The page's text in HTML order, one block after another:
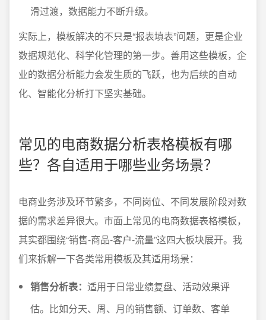
滑过渡，数据能力不断升级。
实际上，模板解决的不只是“报表填表”问题，更是企业
数据规范化、科学化管理的第一步。善用这些模板，企
业的数据分析能力会发生质的飞跃，也为后续的自动
化、智能化分析打下坚实基础。
常见的电商数据分析表格模板有哪
些？各自适用于哪些业务场景？
电商业务涉及环节繁多，不同岗位、不同发展阶段对数
据的需求差异很大。市面上常见的电商数据表格模板，
其实都围绕“销售-商品-客户-流量”这四大板块展开。我
们来拆解一下各类常用模板及其适用场景：
销售分析表： 适用于日常业绩复盘、活动效果评
估。比如分天、周、月的销售额、订单数、客单